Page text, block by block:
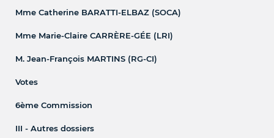
Mme Catherine BARATTI-ELBAZ (SOCA)
Mme Marie-Claire CARRÈRE-GÉE (LRI)
M. Jean-François MARTINS (RG-CI)
Votes
6ème Commission
III - Autres dossiers